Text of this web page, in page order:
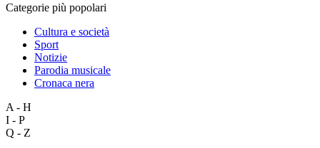
Categorie più popolari
Cultura e società
Sport
Notizie
Parodia musicale
Cronaca nera
A - H
I - P
Q - Z